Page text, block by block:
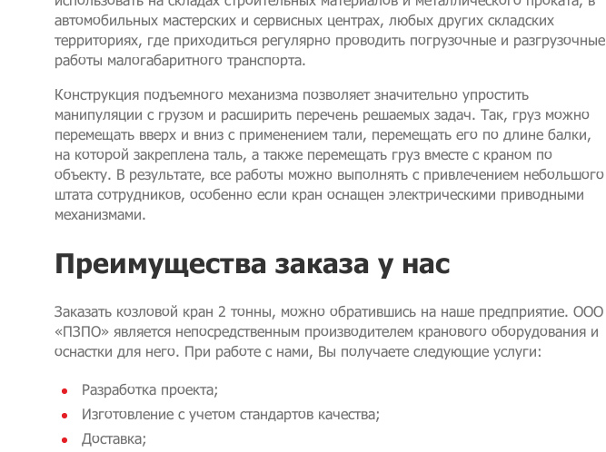
автомобильных мастерских и сервисных центрах, любых других складских
территориях, где приходиться регулярно проводить погрузочные и разгрузочные
работы малогабаритного транспорта.
Конструкция подъемного механизма позволяет значительно упростить
манипуляции с грузом и расширить перечень решаемых задач. Так, груз можно
перемещать вверх и вниз с применением тали, перемещать его по длине балки,
на которой закреплена таль, а также перемещать груз вместе с краном по
объекту. В результате, все работы можно выполнять с привлечением небольшого
штата сотрудников, особенно если кран оснащен электрическими приводными
механизмами.
Преимущества заказа у нас
Заказать козловой кран 2 тонны, можно обратившись на наше предприятие. ООО
«ПЗПО» является непосредственным производителем кранового оборудования и
оснастки для него. При работе с нами, Вы получаете следующие услуги:
Разработка проекта;
Изготовление с учетом стандартов качества;
Доставка;